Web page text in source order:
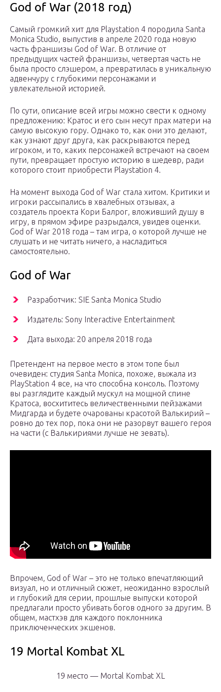
God of War (2018 год)
Самый громкий хит для Playstation 4 породила Santa
Monica Studio, выпустив в апреле 2020 года новую
часть франшизы God of War. В отличие от
предыдущих частей франшизы, четвертая часть не
была просто слэшером, а превратилась в уникальную
адвенчуру с глубокими персонажами и
увлекательной историей.
По сути, описание всей игры можно свести к одному
предложению: Кратос и его сын несут прах матери на
самую высокую гору. Однако то, как они это делают,
как узнают друг друга, как раскрываются перед
игроком, и то, каких персонажей встречают на своем
пути, превращает простую историю в шедевр, ради
которого стоит приобрести Playstation 4.
На момент выхода God of War стала хитом. Критики и
игроки рассыпались в хвалебных отзывах, а
создатель проекта Кори Балрог, вложивший душу в
игру, в прямом эфире разрыдался, увидев оценки.
God of War 2018 года – там игра, о которой лучше не
слушать и не читать ничего, а насладиться
самостоятельно.
God of War
Разработчик: SIE Santa Monica Studio
Издатель: Sony Interactive Entertainment
Дата выхода: 20 апреля 2018 года
Претендент на первое место в этом топе был
очевиден: студия Santa Monica, похоже, выжала из
PlayStation 4 все, на что способна консоль. Поэтому
вы разглядите каждый мускул на мощной спине
Кратоса, восхититесь величественными пейзажами
Мидгарда и будете очарованы красотой Валькирий –
ровно до тех пор, пока они не разорвут вашего героя
на части (с Валькириями лучше не зевать).
Впрочем, God of War – это не только впечатляющий
визуал, но и отличный сюжет, неожиданно взрослый
и глубокий для серии, прошлые выпуски которой
предлагали просто убивать богов одного за другим. В
общем, мастхэв для каждого поклонника
приключенческих экшенов.
19 Mortal Kombat XL
19 место — Mortal Kombat XL